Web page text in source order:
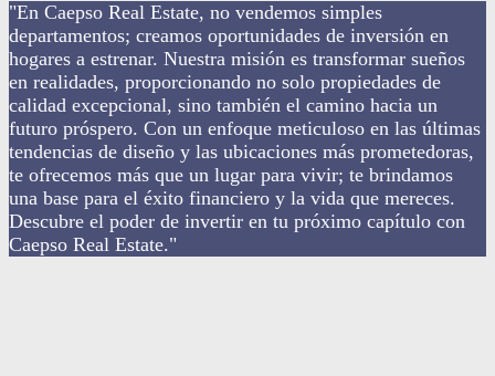
"En Caepso Real Estate, no vendemos simples
departamentos; creamos oportunidades de inversión en
hogares a estrenar. Nuestra misión es transformar sueños
en realidades, proporcionando no solo propiedades de
calidad excepcional, sino también el camino hacia un
futuro próspero. Con un enfoque meticuloso en las últimas
tendencias de diseño y las ubicaciones más prometedoras,
te ofrecemos más que un lugar para vivir; te brindamos
una base para el éxito financiero y la vida que mereces.
Descubre el poder de invertir en tu próximo capítulo con
Caepso Real Estate."